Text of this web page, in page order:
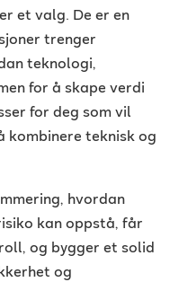
et valg. De er en
trenger
teknologi,
for å skape verdi
for deg som vil
kombinere teknisk og
hvordan
kan oppstå, får
og bygger et solid
og